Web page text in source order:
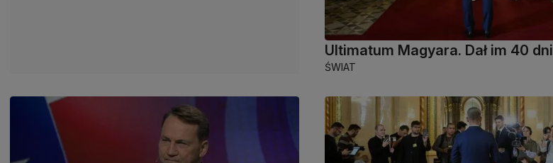
Ultimatum Magyara. Dał im 40 dni
ŚWIAT